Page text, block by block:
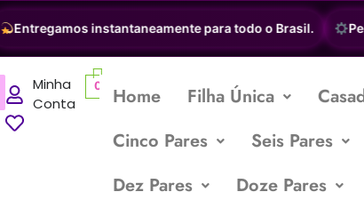
Entregamos instantaneamente para todo o Brasil.
Minha
Conta
0 Home Filha Única
Cinco Pares
Seis Pares
Dez Pares
Doze Pares